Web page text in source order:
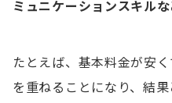
ミュニケーションスキル
たとえば、基本料金が安
を重ねることになり、結